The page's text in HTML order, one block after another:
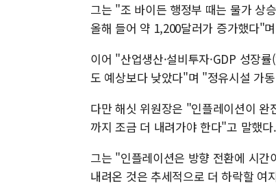
그는 "조 바이든 행정부 때는 물가 상
올해 들어 약 1,200달러가 증가했다"
이어 "산업생산·설비투자·GDP 성장
도 예상보다 낮았다"며 "정유시설 가
다만 해싯 위원장은 "인플레이션이
까지 조금 더 내려가야 한다"고 말했다.
그는 "인플레이션은 방향 전환에 시
내려온 것은 추세적으로 더 하락할 여